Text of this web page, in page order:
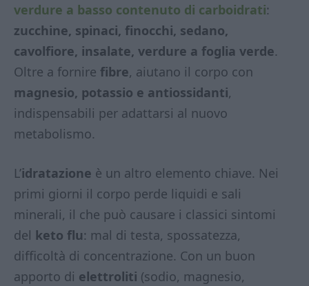
verdure a basso contenuto di carboidrati:
zucchine, spinaci, finocchi, sedano,
cavolfiore, insalate, verdure a foglia verde.
Oltre a fornire fibre, aiutano il corpo con
magnesio, potassio e antiossidanti,
indispensabili per adattarsi al nuovo
metabolismo.
L’idratazione è un altro elemento chiave. Nei
primi giorni il corpo perde liquidi e sali
minerali, il che può causare i classici sintomi
del keto flu: mal di testa, spossatezza,
difficoltà di concentrazione. Con un buon
apporto di elettroliti (sodio, magnesio,